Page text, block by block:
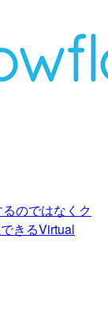
のではなくク
きるVirtual